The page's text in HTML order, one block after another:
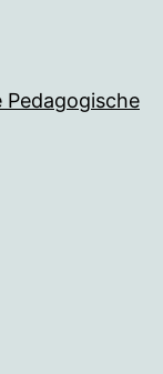
Pedagogische